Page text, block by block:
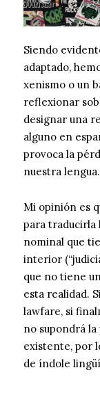
Siendo
adaptado,
xenismo o un
reflexionar
designar una
alguno en
provoca la
nuestra lengua.
Mi opinión es
para traducirla
nominal que
interior
que no tiene
esta realidad.
lawfare, si
no supondrá
existente, por
de índole